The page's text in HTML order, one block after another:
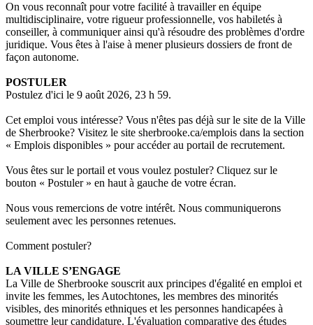
On vous reconnaît pour votre facilité à travailler en équipe
multidisciplinaire, votre rigueur professionnelle, vos habiletés à
conseiller, à communiquer ainsi qu'à résoudre des problèmes d'ordre
juridique. Vous êtes à l'aise à mener plusieurs dossiers de front de
façon autonome.
POSTULER
Postulez d'ici le 9 août 2026, 23 h 59.
Cet emploi vous intéresse? Vous n'êtes pas déjà sur le site de la Ville
de Sherbrooke? Visitez le site sherbrooke.ca/emplois dans la section
« Emplois disponibles » pour accéder au portail de recrutement.
Vous êtes sur le portail et vous voulez postuler? Cliquez sur le
bouton « Postuler » en haut à gauche de votre écran.
Nous vous remercions de votre intérêt. Nous communiquerons
seulement avec les personnes retenues.
Comment postuler?
LA VILLE S’ENGAGE
La Ville de Sherbrooke souscrit aux principes d'égalité en emploi et
invite les femmes, les Autochtones, les membres des minorités
visibles, des minorités ethniques et les personnes handicapées à
soumettre leur candidature. L'évaluation comparative des études